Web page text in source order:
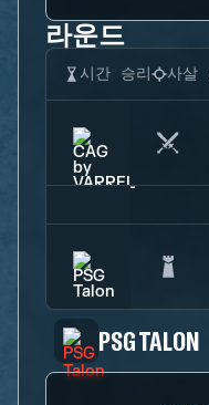
라운드
시간 승리 사살
PSG TALON